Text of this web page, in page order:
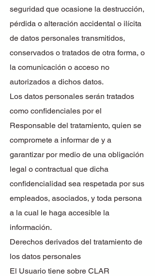
seguridad que ocasione la destrucción,
pérdida o alteración accidental o ilícita
de datos personales transmitidos,
conservados o tratados de otra forma, o
la comunicación o acceso no
autorizados a dichos datos.
Los datos personales serán tratados
como confidenciales por el
Responsable del tratamiento, quien se
compromete a informar de y a
garantizar por medio de una obligación
legal o contractual que dicha
confidencialidad sea respetada por sus
empleados, asociados, y toda persona
a la cual le haga accesible la
información.
Derechos derivados del tratamiento de
los datos personales
El Usuario tiene sobre CLAR